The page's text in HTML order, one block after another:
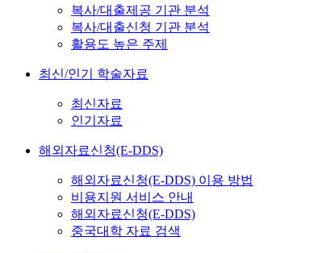
복사/대출제공 기관 분석
복사/대출신청 기관 분석
활용도 높은 주제
최신/인기 학술자료
최신자료
인기자료
해외자료신청(E-DDS)
해외자료신청(E-DDS) 이용 방법
비용지원 서비스 안내
해외자료신청(E-DDS)
중국대학 자료 검색